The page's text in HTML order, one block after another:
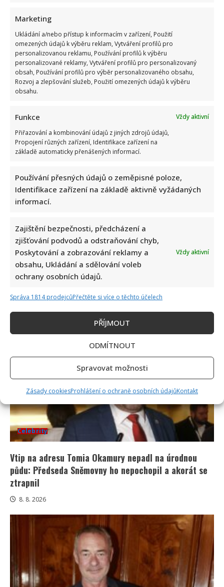
Marketing
Ukládání a/nebo přístup k informacím v zařízení, Použití
omezených údajů k výběru reklam, Vytváření profilů pro
personalizovanou reklamu, Používání profilů k výběru
personalizované reklamy, Vytváření profilů pro personalizovaný
obsah, Používání profilů pro výběr personalizovaného obsahu,
Rozvoj a zlepšování služeb, Použití omezených údajů k výběru
obsahu.
Funkce
Vždy aktivní
Přiřazování a kombinování údajů z jiných zdrojů údajů,
Propojení různých zařízení, Identifikace zařízení na
základě automaticky přenášených informací.
Používání přesných údajů o zeměpisné poloze,
Identifikace zařízení na základě aktivně vyžádaných
informací.
Zajištění bezpečnosti, předcházení a
zjišťování podvodů a odstraňování chyb,
Poskytování a zobrazování reklamy a
obsahu, Ukládání a sdělování voleb
ochrany osobních údajů.
Vždy aktivní
Správa 1814 prodejcůPřečtěte si více o těchto účelech
PŘÍJMOUT
ODMÍTNOUT
Spravovat možnosti
Zásady cookiesProhlášení o ochraně osobních údajůKontakt
Celebrity
Ondřej Sokol utekl před českými vedry do Skotska. S
dětmi se vyfotil v nádherné přírodě
9. 8. 2026
Celebrity Zajímavosti
Kvíz pro fanoušky Alana Aldy: Je čas zavzpomínat na
slavného herce a postavu Hawkeyho Pierce
9. 8. 2026
Celebrity
Vtip na adresu Tomia Okamury nepadl na úrodnou
půdu: Předseda Sněmovny ho nepochopil a akorát se
ztrapnil
8. 8. 2026